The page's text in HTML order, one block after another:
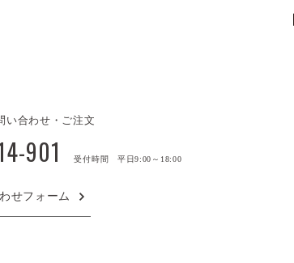
い合わせ・ご注文
901 受付時間 平日9:00～18:00
せフォーム